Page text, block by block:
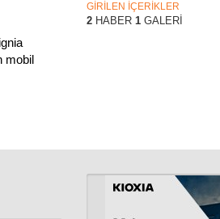
mobil
GİRİLEN İÇERİKLER
2 HABER 1 GALERİ